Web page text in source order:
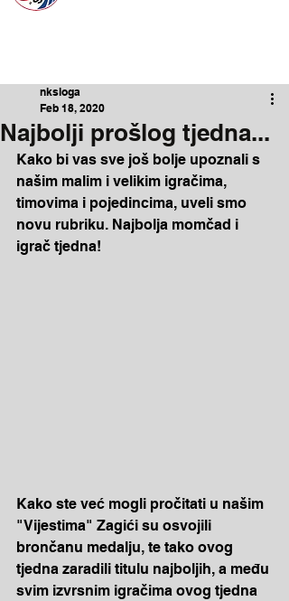
Najbolji prošlog tjedna...
nksloga
Feb 18, 2020
Kako bi vas sve još bolje upoznali s
našim malim i velikim igračima,
timovima i pojedincima, uveli smo
novu rubriku. Najbolja momčad i
igrač tjedna!
Kako ste već mogli pročitati u našim
"Vijestima" Zagići su osvojili
brončanu medalju, te tako ovog
tjedna zaradili titulu najboljih, a među
svim izvrsnim igračima ovog tjedna